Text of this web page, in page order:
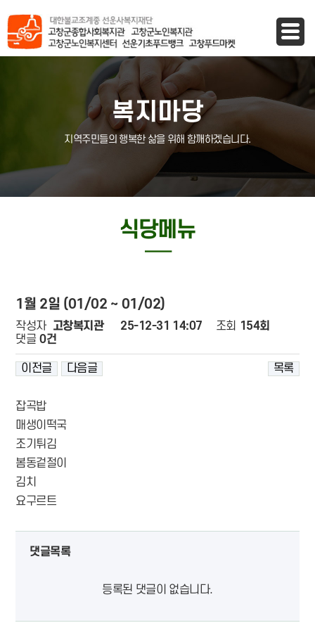
복지마당
지역주민들의 행복한 삶을 위해 함깨하겠습니다.
식당메뉴
─
1월 2일 (01/02 ~ 01/02)
페이지 정보
작성자 고창복지관 25-12-31 14:07 조회 154회
댓글 0건
이전글 다음글 목록
잡곡밥
매생이떡국
조기튀김
봄동겉절이
김치
요구르트
댓글목록
등록된 댓글이 없습니다.